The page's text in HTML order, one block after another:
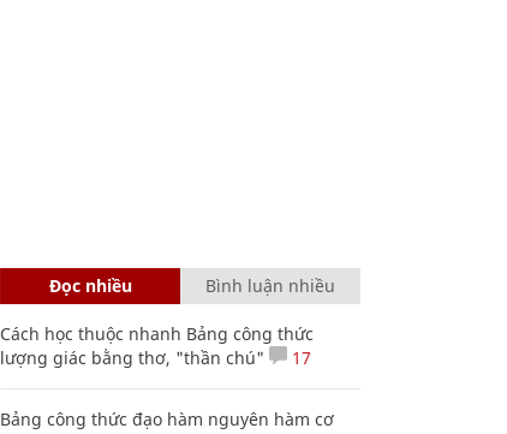
Đọc nhiều Bình luận nhiều
Cách học thuộc nhanh Bảng công thức
lượng giác bằng thơ, "thần chú"
17
Bảng công thức đạo hàm nguyên hàm cơ